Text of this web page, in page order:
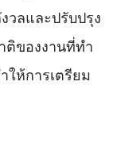
ลและปรับปรุง
ติของงานที่ทำ
ให้การเตรียม